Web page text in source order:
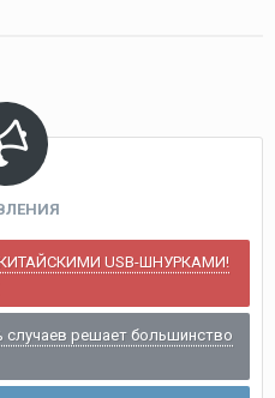
USB-ШНУРКАМИ!
случаев решает большинство